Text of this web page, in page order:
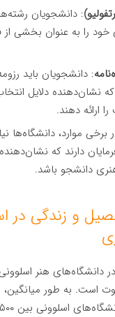
: دانشجویان
را به عنوان بخشی از
: دانشجویان باید
که نشان‌دهنده دلایل
ارائه دهند.
برخی موارد، دانشگاه‌ها
دارند که
دانشجو باشد.
و زندگی در
دانشگاه‌های هنر
است. به طور